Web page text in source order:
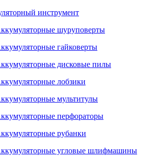
инструмент
шуруповерты
гайковерты
дисковые пилы
лобзики
мультитулы
перфораторы
рубанки
угловые шлифмашины